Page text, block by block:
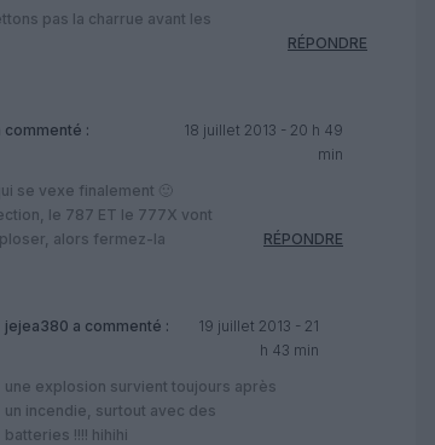
pas la charrue avant les
RÉPONDRE
commenté :
18 juillet 2013 - 20 h 49
min
se vexe finalement 🙂
le 787 ET le 777X vont
alors fermez-la
RÉPONDRE
jejea380 a commenté :
19 juillet 2013 - 21
h 43 min
une explosion survient toujours après
un incendie, surtout avec des
batteries !!!! hihihi